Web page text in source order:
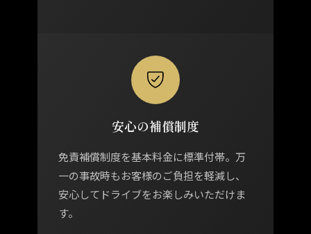
安心の補償制度
免責補償制度を基本料金に標準付帯。万
一の事故時もお客様のご負担を軽減し、
安心してドライブをお楽しみいただけま
す。